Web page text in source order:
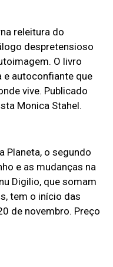
releitura do
despretensioso
O livro
e autoconfiante que
vive. Publicado
Monica Stahel.
Planeta, o segundo
e as mudanças na
Digilio, que somam
tem o início das
de novembro. Preço